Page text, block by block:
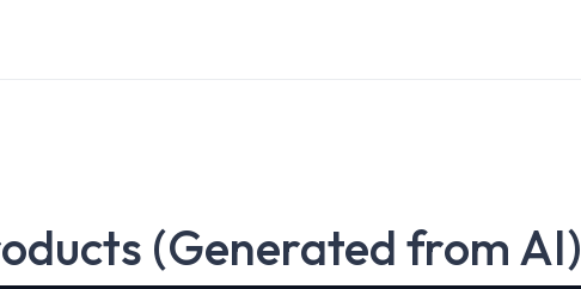
(Generated from AI)